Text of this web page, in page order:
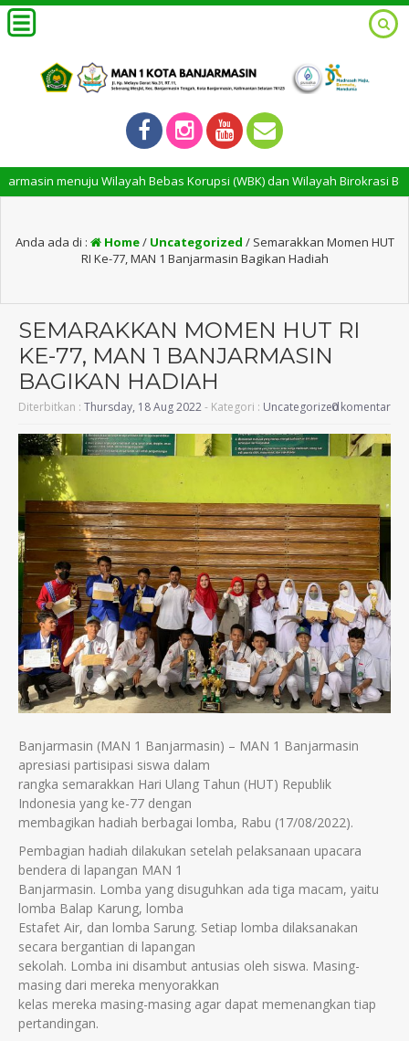
menuju Wilayah Bebas Korupsi (WBK) dan Wilayah Birokrasi Bersih
Anda ada di : Home/ Uncategorized / Semarakkan Momen HUT
RI Ke-77, MAN 1 Banjarmasin Bagikan Hadiah
SEMARAKKAN MOMEN HUT RI
KE-77, MAN 1 BANJARMASIN
BAGIKAN HADIAH
Diterbitkan : Thursday, 18 Aug 2022- Kategori : Uncategorized0 komentar
Banjarmasin (MAN 1 Banjarmasin) – MAN 1 Banjarmasin
apresiasi partisipasi siswa dalam
rangka semarakkan Hari Ulang Tahun (HUT) Republik
Indonesia yang ke-77 dengan
membagikan hadiah berbagai lomba, Rabu (17/08/2022).
Pembagian hadiah dilakukan setelah pelaksanaan upacara
bendera di lapangan MAN 1
Banjarmasin. Lomba yang disuguhkan ada tiga macam, yaitu
lomba Balap Karung, lomba
Estafet Air, dan lomba Sarung. Setiap lomba dilaksanakan
secara bergantian di lapangan
sekolah. Lomba ini disambut antusias oleh siswa. Masing-
masing dari mereka menyorakkan
kelas mereka masing-masing agar dapat memenangkan tiap
pertandingan.